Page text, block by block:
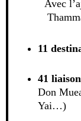
Avec
11
41
Don
Yai…)